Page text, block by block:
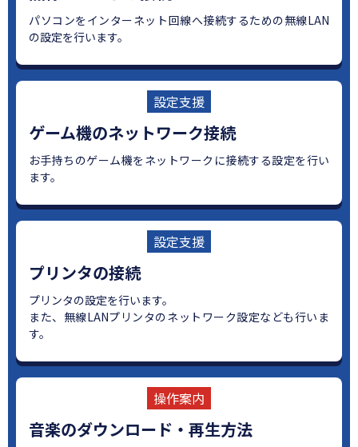
パソコンをインターネット回線へ接続するための無線LAN
の設定を行います。
設定支援
ゲーム機のネットワーク接続
お手持ちのゲーム機をネットワークに接続する設定を行い
ます。
設定支援
プリンタの接続
プリンタの設定を行います。
また、無線LANプリンタのネットワーク設定なども行いま
す。
操作案内
音楽のダウンロード・再生方法